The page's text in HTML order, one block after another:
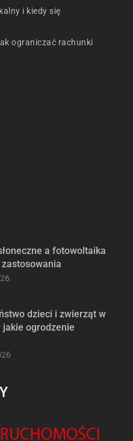
i kiedy się
ograniczać rachunki
a fotowoltaika
dzieci i zwierząt w
ogrodzenie